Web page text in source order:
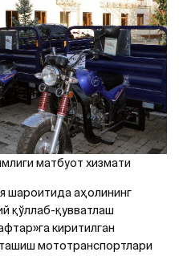
матбуот хизмати
шароитида аҳолининг
қўллаб-қувватлаш
киритилган
мототранспортлари